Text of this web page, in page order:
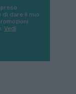
di dare il mio
Vedi